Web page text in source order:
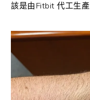
該是由Fitbit 代工生產